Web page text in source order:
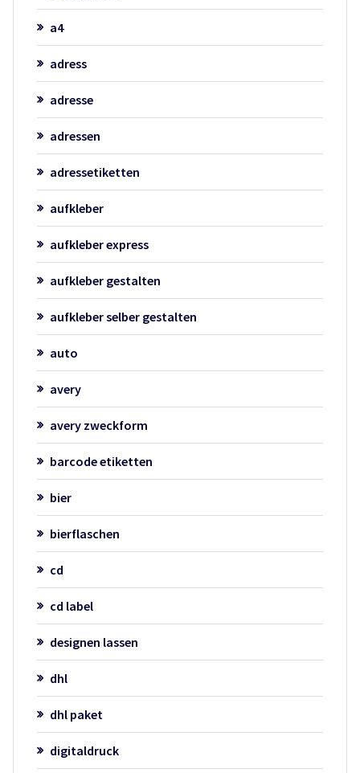
a4
adress
adresse
adressen
adressetiketten
aufkleber
aufkleber express
aufkleber gestalten
aufkleber selber gestalten
auto
avery
avery zweckform
barcode etiketten
bier
bierflaschen
cd
cd label
designen lassen
dhl
dhl paket
digitaldruck